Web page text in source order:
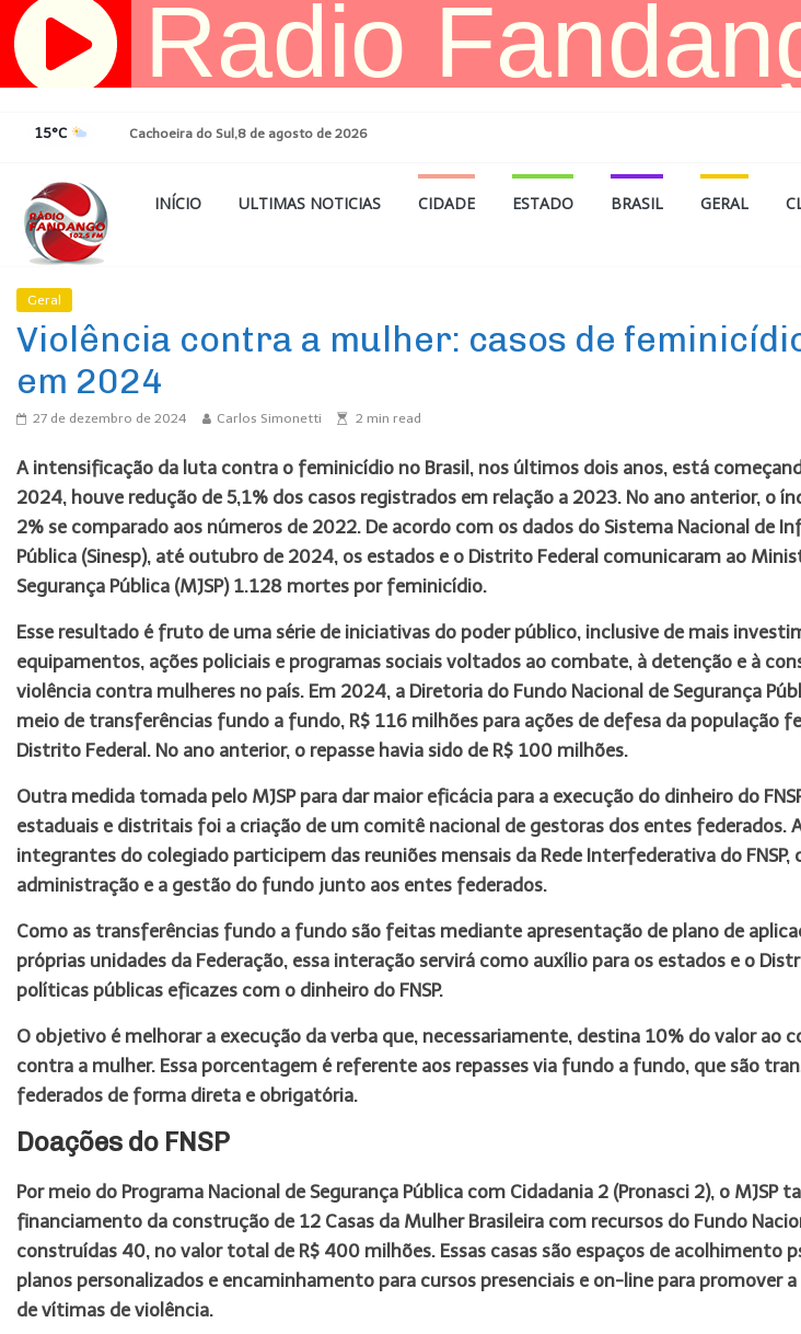
Pular
para
15°C Cachoeira do Sul,8 de agosto de 2026
INÍCIO ULTIMAS NOTICIAS CIDADE ESTADO BRASIL GERAL
Geral
Violência contra a mulher: casos de
em 2024
27 de dezembro de 2024 Carlos Simonetti 2 min read
A intensificação da luta contra o feminicídio no Brasil, nos últimos dois anos, está
2024, houve redução de 5,1% dos casos registrados em relação a 2023. No ano anterior, o
2% se comparado aos números de 2022. De acordo com os dados do Sistema Nacional de
Pública (Sinesp), até outubro de 2024, os estados e o Distrito Federal comunicaram ao
Segurança Pública (MJSP) 1.128 mortes por feminicídio.
Esse resultado é fruto de uma série de iniciativas do poder público, inclusive de mais
equipamentos, ações policiais e programas sociais voltados ao combate, à detenção e à
violência contra mulheres no país. Em 2024, a Diretoria do Fundo Nacional de Segurança
meio de transferências fundo a fundo, R$ 116 milhões para ações de defesa da população
Distrito Federal. No ano anterior, o repasse havia sido de R$ 100 milhões.
Outra medida tomada pelo MJSP para dar maior eficácia para a execução do dinheiro do
estaduais e distritais foi a criação de um comitê nacional de gestoras dos entes federados.
integrantes do colegiado participem das reuniões mensais da Rede Interfederativa do FNSP,
administração e a gestão do fundo junto aos entes federados.
Como as transferências fundo a fundo são feitas mediante apresentação de plano de
próprias unidades da Federação, essa interação servirá como auxílio para os estados e o
políticas públicas eficazes com o dinheiro do FNSP.
O objetivo é melhorar a execução da verba que, necessariamente, destina 10% do valor ao
contra a mulher. Essa porcentagem é referente aos repasses via fundo a fundo, que são
federados de forma direta e obrigatória.
Doações do FNSP
Por meio do Programa Nacional de Segurança Pública com Cidadania 2 (Pronasci 2), o MJSP
financiamento da construção de 12 Casas da Mulher Brasileira com recursos do Fundo
construídas 40, no valor total de R$ 400 milhões. Essas casas são espaços de acolhimento
planos personalizados e encaminhamento para cursos presenciais e on-line para promover
de vítimas de violência.